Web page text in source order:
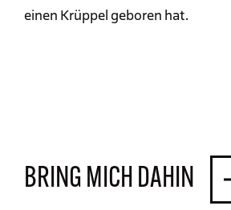
einen Krüppel geboren hat.
BRING MICH DAHIN